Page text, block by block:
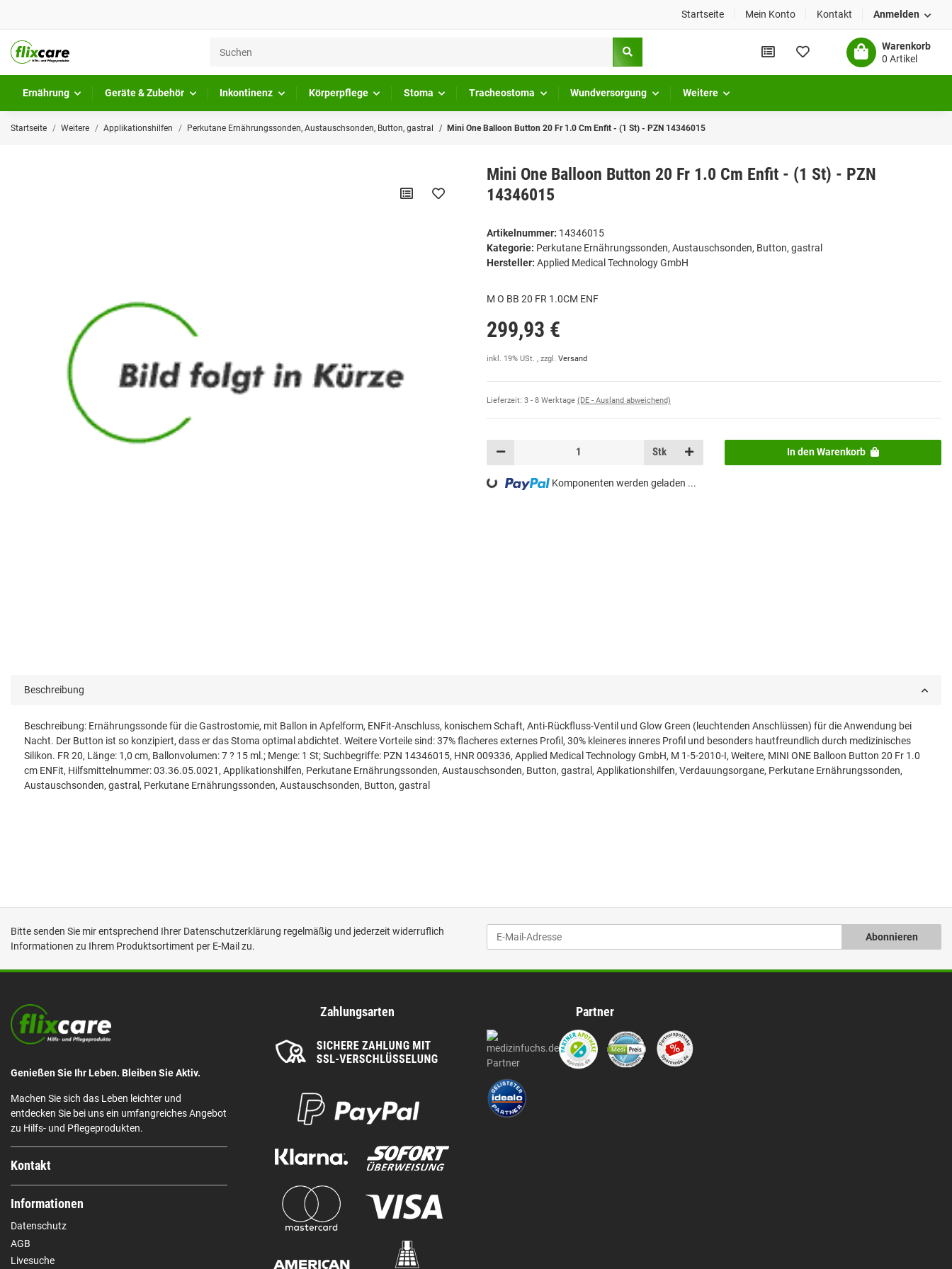
Startseite Mein Konto Kontakt Anmelden
Warenkorb
0 Artikel
Ernährung Geräte & Zubehör Inkontinenz Körperpflege Stoma Tracheostoma Wundversorgung Weitere
Startseite Weitere Applikationshilfen Perkutane Ernährungssonden, Austauschsonden, Button, gastral Mini One Balloon Button 20 Fr 1.0 Cm Enfit - (1 St) - PZN 14346015
Mini One Balloon Button 20 Fr 1.0 Cm Enfit - (1 St) - PZN
14346015
Artikelnummer: 14346015
Kategorie: Perkutane Ernährungssonden, Austauschsonden, Button, gastral
Hersteller: Applied Medical Technology GmbH
M O BB 20 FR 1.0CM ENF
299,93 €
inkl. 19% USt. , zzgl. Versand
Lieferzeit: 3 - 8 Werktage (DE - Ausland abweichend)
Stk In den Warenkorb
Loading... Komponenten werden geladen ...
Beschreibung
Beschreibung: Ernährungssonde für die Gastrostomie, mit Ballon in Apfelform, ENFit-Anschluss, konischem Schaft, Anti-Rückfluss-Ventil und Glow Green (leuchtenden Anschlüssen) für die Anwendung bei
Nacht. Der Button ist so konzipiert, dass er das Stoma optimal abdichtet. Weitere Vorteile sind: 37% flacheres externes Profil, 30% kleineres inneres Profil und besonders hautfreundlich durch medizinisches
Silikon. FR 20, Länge: 1,0 cm, Ballonvolumen: 7 ? 15 ml.; Menge: 1 St; Suchbegriffe: PZN 14346015, HNR 009336, Applied Medical Technology GmbH, M 1-5-2010-I, Weitere, MINI ONE Balloon Button 20 Fr 1.0
cm ENFit, Hilfsmittelnummer: 03.36.05.0021, Applikationshilfen, Perkutane Ernährungssonden, Austauschsonden, Button, gastral, Applikationshilfen, Verdauungsorgane, Perkutane Ernährungssonden,
Austauschsonden, gastral, Perkutane Ernährungssonden, Austauschsonden, Button, gastral
Bitte senden Sie mir entsprechend Ihrer Datenschutzerklärung regelmäßig und jederzeit widerruflich
Informationen zu Ihrem Produktsortiment per E-Mail zu.
Abonnieren
Genießen Sie Ihr Leben. Bleiben Sie Aktiv.
Machen Sie sich das Leben leichter und
entdecken Sie bei uns ein umfangreiches Angebot
zu Hilfs- und Pflegeprodukten.
Kontakt
Informationen
Datenschutz
AGB
Livesuche
Zahlungsarten Partner